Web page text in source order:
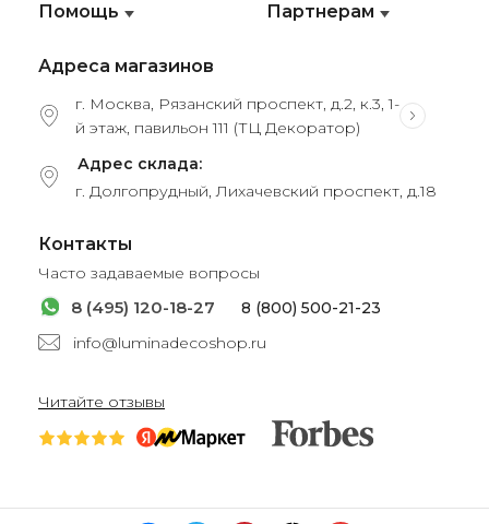
Помощь Партнерам
Адреса магазинов
г. Москва, Рязанский проспект, д.2, к.3, 1-
й этаж, павильон 111 (ТЦ Декоратор)
Адрес склада:
г. Долгопрудный, Лихачевский проспект, д.18
Контакты
Часто задаваемые вопросы
8 (495) 120-18-27
8 (800) 500-21-23
info@luminadecoshop.ru
Читайте отзывы